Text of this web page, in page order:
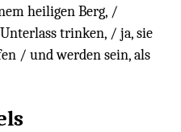
heiligen Berg, /
trinken, / ja, sie
/ und werden sein, als